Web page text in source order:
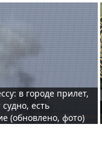
в городе прилет,
есть
(обновлено, фото)